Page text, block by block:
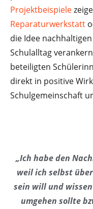
Projektbeispiele
Reparaturwerkstatt
die Idee
Schulalltag
beteiligten
direkt in positive
Schulgemeinschaft
„Ich habe den
weil ich selbst
sein will und
umgehen sollte